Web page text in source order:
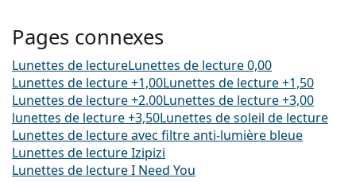
Pages connexes
Lunettes de lectureLunettes de lecture 0,00
Lunettes de lecture +1,00Lunettes de lecture +1,50
Lunettes de lecture +2.00Lunettes de lecture +3,00
lunettes de lecture +3,50Lunettes de soleil de lecture
Lunettes de lecture avec filtre anti-lumière bleue
Lunettes de lecture Izipizi
Lunettes de lecture I Need You